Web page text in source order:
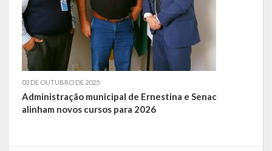
03 DE OUTUBRO DE 2025
Administração municipal de Ernestina e Senac
alinham novos cursos para 2026